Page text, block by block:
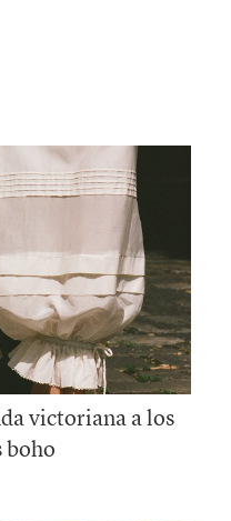
victoriana a los
boho